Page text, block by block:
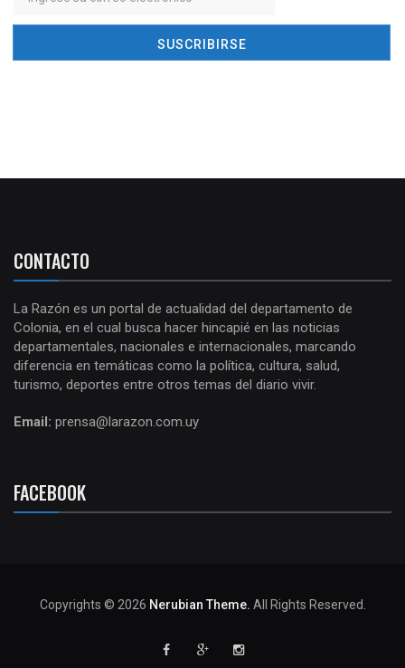
CONTACTO
La Razón es un portal de actualidad del departamento de
Colonia, en el cual busca hacer hincapié en las noticias
departamentales, nacionales e internacionales, marcando
diferencia en temáticas como la política, cultura, salud,
turismo, deportes entre otros temas del diario vivir.
Email: prensa@larazon.com.uy
FACEBOOK
Copyrights © 2026 Nerubian Theme. All Rights Reserved.